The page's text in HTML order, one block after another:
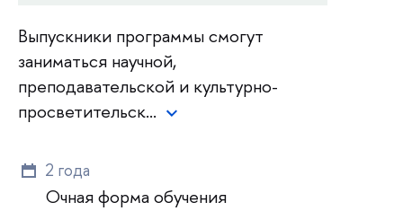
Выпускники программы смогут
заниматься научной,
преподавательской и культурно-
просветительск…
2 года
Очная форма обучения